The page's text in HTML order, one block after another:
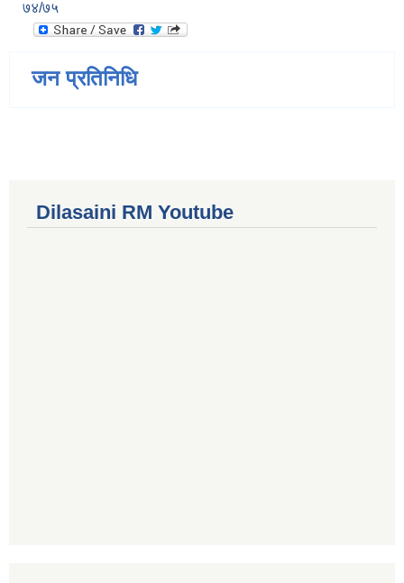
७४/७५
जन प्रतिनिधि
Dilasaini RM Youtube